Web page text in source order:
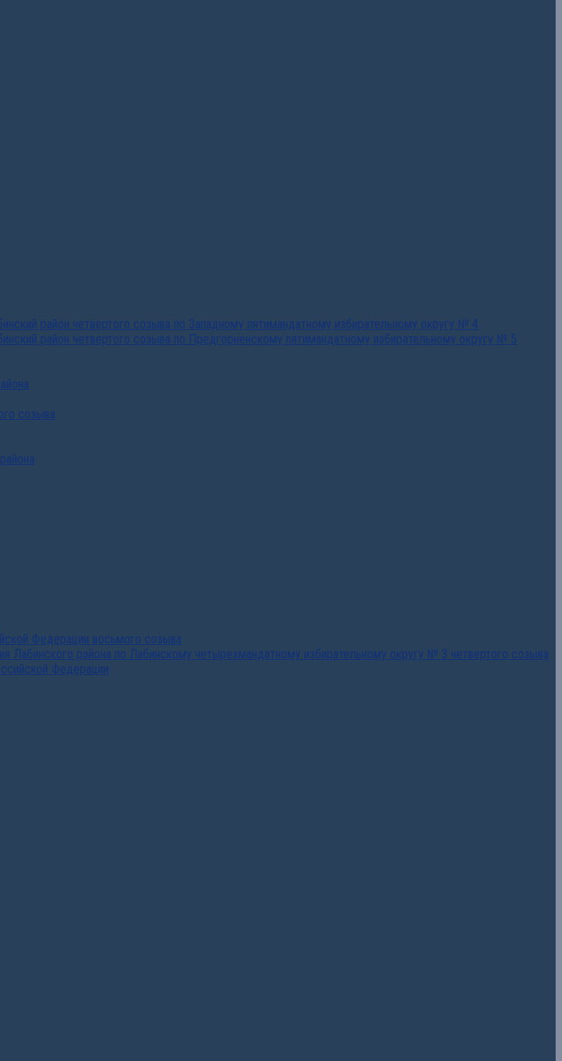
район четвертого созыва по Западному пятимандатному избирательному округу № 4
район четвертого созыва по Предгорненскому пятимандатному избирательному округу № 5
созыва
Федерации восьмого созыва
Лабинского района по Лабинскому четырехмандатному избирательному округу № 3 четвертого созыва
Федерации